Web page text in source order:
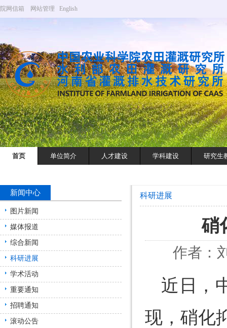
院网信箱 网站管理 English
首页 单位简介 人才建设 学科建设 研究生
新闻中心
图片新闻
媒体报道
综合新闻
科研进展
学术活动
重要通知
招聘通知
滚动公告
科研进展
硝
作者：
近日，
现，硝化